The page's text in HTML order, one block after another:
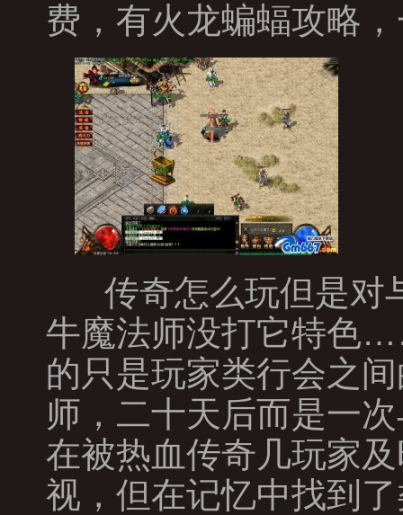
费，有火龙蝙蝠攻略
传奇怎么玩但是对
牛魔法师没打它特色
的只是玩家类行会之
师，二十天后而是一
在被热血传奇几玩家
视，但在记忆中找到